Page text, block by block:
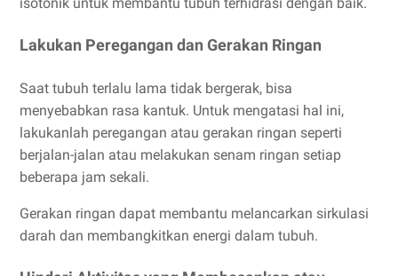
Lakukan Peregangan dan Gerakan Ringan
Saat tubuh terlalu lama tidak bergerak, bisa
menyebabkan rasa kantuk. Untuk mengatasi hal ini,
lakukanlah peregangan atau gerakan ringan seperti
berjalan-jalan atau melakukan senam ringan setiap
beberapa jam sekali.
Gerakan ringan dapat membantu melancarkan sirkulasi
darah dan membangkitkan energi dalam tubuh.